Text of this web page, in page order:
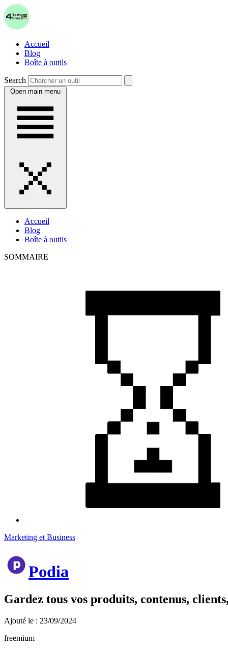
Accueil
Blog
Boîte à outils
Search
Open main menu
Accueil
Blog
Boîte à outils
SOMMAIRE
Marketing et Business
Podia
Gardez tous vos produits, contenus,
Ajouté le : 23/09/2024
freemium